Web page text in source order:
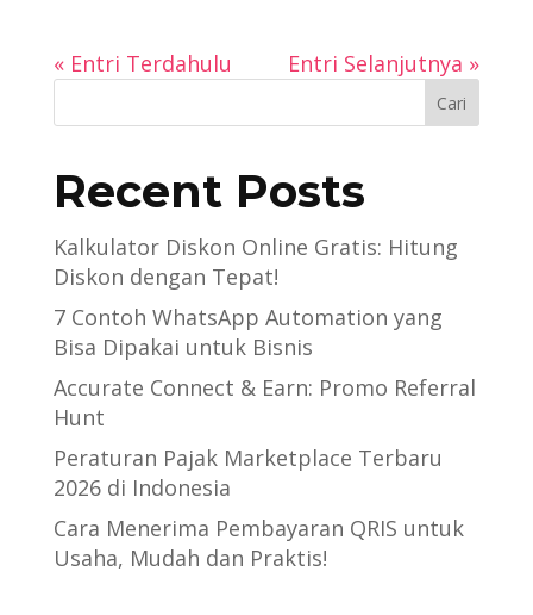
« Entri Terdahulu Entri Selanjutnya »
Cari
Recent Posts
Kalkulator Diskon Online Gratis: Hitung
Diskon dengan Tepat!
7 Contoh WhatsApp Automation yang
Bisa Dipakai untuk Bisnis
Accurate Connect & Earn: Promo Referral
Hunt
Peraturan Pajak Marketplace Terbaru
2026 di Indonesia
Cara Menerima Pembayaran QRIS untuk
Usaha, Mudah dan Praktis!